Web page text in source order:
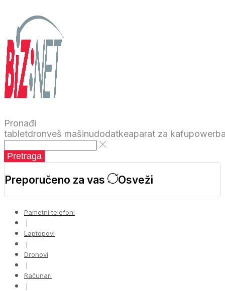
Pronađi
tabletdronveš mašinudodatkeaparat za kafu
Pretraga
Preporučeno za vas Osveži
Pametni telefoni
❘
Laptopovi
❘
Dronovi
❘
Računari
❘